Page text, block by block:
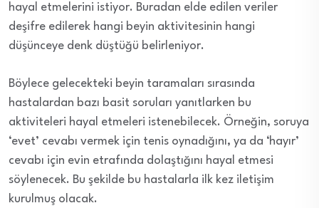
hayal etmelerini istiyor. Buradan elde edilen veriler
deşifre edilerek hangi beyin aktivitesinin hangi
düşünceye denk düştüğü belirleniyor.
Böylece gelecekteki beyin taramaları sırasında
hastalardan bazı basit soruları yanıtlarken bu
aktiviteleri hayal etmeleri istenebilecek. Örneğin, soruya
‘evet’ cevabı vermek için tenis oynadığını, ya da ‘hayır’
cevabı için evin etrafında dolaştığını hayal etmesi
söylenecek. Bu şekilde bu hastalarla ilk kez iletişim
kurulmuş olacak.